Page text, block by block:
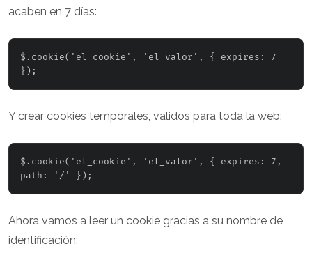
acaben en 7 días:
$.cookie('el_cookie', 'el_valor', { expires: 7
Y crear cookies temporales, validos para toda la web:
$.cookie('el_cookie', 'el_valor', { expires: 7,
Ahora vamos a leer un cookie gracias a su nombre de
identificación: